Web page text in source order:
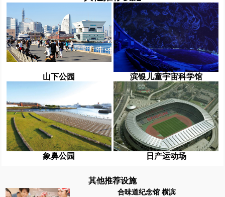
山下公园 滨银儿童宇宙科学馆
象鼻公园 日产运动场
其他推荐设施
合味道纪念馆 横滨